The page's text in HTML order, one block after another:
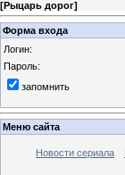
[Рыцарь дорог]
Форма входа
Логин:
Пароль:
запомнить
Меню сайта
Новости сериала